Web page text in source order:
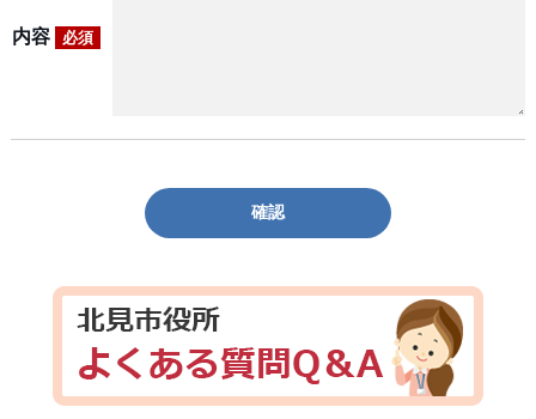
内容 必須
確認